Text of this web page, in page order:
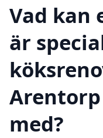
Vad kan
är
med?